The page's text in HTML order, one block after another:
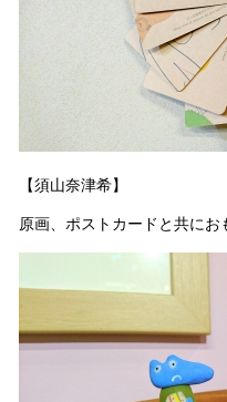
【須山奈津希】
原画、ポストカードと共に